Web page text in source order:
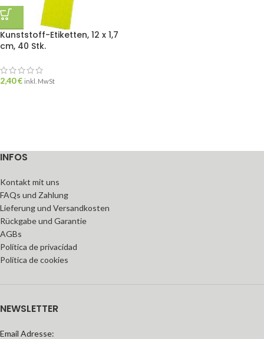
Kunststoff-Etiketten, 12 x 1,7
cm, 40 Stk.
2,40€ inkl. MwSt
INFOS
Kontakt mit uns
FAQs und Zahlung
Lieferung und Versandkosten
Rückgabe und Garantie
AGBs
Política de privacidad
Política de cookies
NEWSLETTER
Email Adresse: